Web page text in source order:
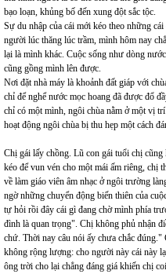
bạo loạn, khủng bố đến xung đột sắc tộc.
Sự du nhập của cái mới kéo theo những
người lúc thăng lúc trầm, mình hôm nay
lại là mình khác. Cuộc sống như dòng
cũng gồng mình lên được.
Nơi đặt nhà máy là khoảnh đất giáp với
chỉ để nghể nước mọc hoang đã được đổ
chỉ có một mình, ngôi chùa nằm ở một vị
hoạt động ngôi chùa bị thu hẹp một cách
Chị gái lấy chồng. Lũ con gái tuổi chị
kéo để vun vén cho một mái ấm riêng, chị
về làm giáo viên âm nhạc ở ngôi trường
ngờ những chuyển động biến thiên của
tự hỏi rồi đây cái gì đang chờ mình phía
đình là quan trọng". Chị không phủ nhận
chứ. Thời nay câu nói ấy chưa chắc
không rộng lượng: cho người này cái này
ông trời cho lại chẳng đáng giá khiến chị